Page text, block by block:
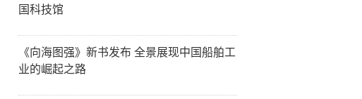
国科技馆
《向海图强》新书发布 全景展现中国船舶工
业的崛起之路